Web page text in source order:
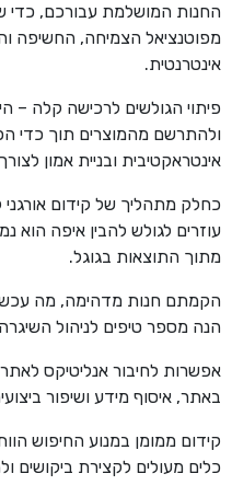
החנות המושלמת עבורכם, כדי
מפוטנציאל הצמיחה, החשיפה
אינטרנטית.
פיתוי הגולשים לרכישה קלה –
ולהתרשם מהמוצרים תוך כדי
אינטראקטיבית ובניית אמון
כחלק מתהליך של קידום אורגני
עוזרים לגולש להבין איפה הוא
מתוך התוצאות בגוגל.
הקמתם חנות מדהימה, מה
הנה מספר טיפים לניהול
אפשרות לחיבור אנליטיקס
באתר, איסוף מידע ושיפור
קידום ממומן במנוע החיפוש
כלים מעולים לקצירת ביקושים